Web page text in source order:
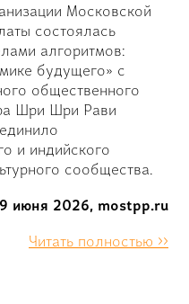
Московской
состоялась
алгоритмов:
будущего» с
общественного
Шри Шри Рави
и индийского
сообщества.
9 июня 2026, mostpp.ru
Читать полностью >>